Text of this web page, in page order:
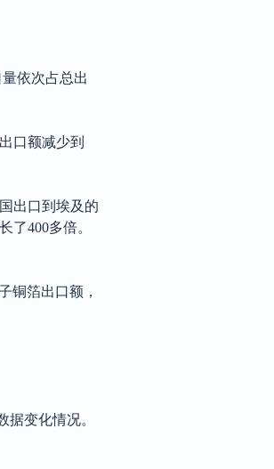
依次占总出
口额减少到
出口到埃及的
了400多倍。
铜箔出口额，
据变化情况。